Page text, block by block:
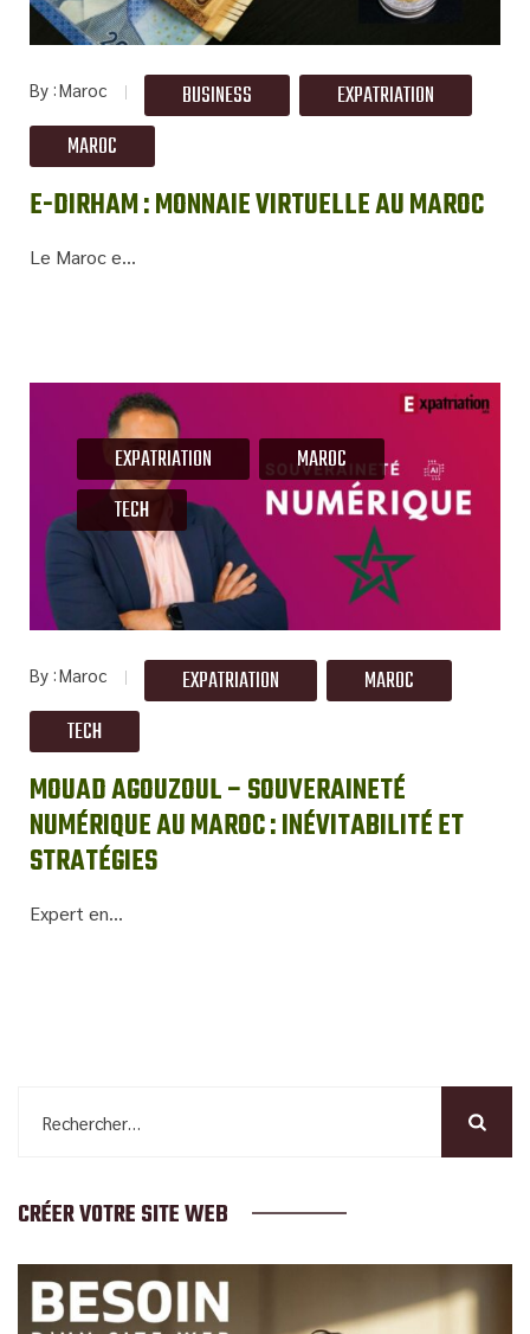
By Maroc BUSINESS
EXPATRIATION
MAROC
E-DIRHAM : MONNAIE VIRTUELLE AU MAROC
Le Maroc e...
EXPATRIATION
MAROC
TECH
By Maroc EXPATRIATION
MAROC
TECH
MOUAD AGOUZOUL – SOUVERAINETÉ
NUMÉRIQUE AU MAROC : INÉVITABILITÉ ET
STRATÉGIES
Expert en...
CRÉER VOTRE SITE WEB